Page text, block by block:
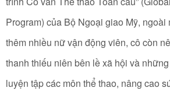
Program) của Bộ Ngoại giao Mỹ, ngoài
thêm nhiều nữ vận động viên, cô còn
thanh thiếu niên bên lề xã hội và
luyện tập các môn thể thao, nâng cao